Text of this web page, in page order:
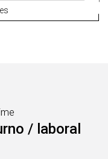
/ laboral